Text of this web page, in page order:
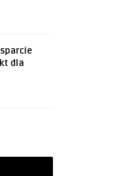
dla